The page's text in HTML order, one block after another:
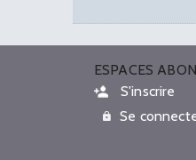
ESPACES
S'inscrire
Se